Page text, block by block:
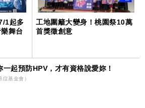
1起多
舞台
工地圍籬大變身！桃園祭10萬
首獎徵創意
一起預防HPV，才有資格說愛妳！
症基金會）